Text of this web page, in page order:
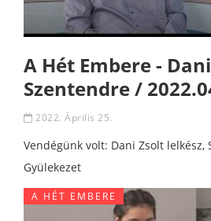
A Hét Embere -
Szentendre /
2022. Április 25.
Vendégünk volt: Dani Zsolt lelkész,
Gyülekezet
A HÉT EMBERE